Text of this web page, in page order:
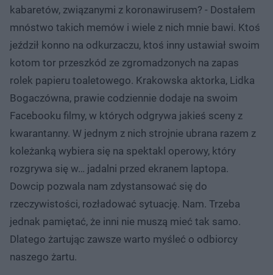
kabaretów, związanymi z koronawirusem? - Dostałem
mnóstwo takich memów i wiele z nich mnie bawi. Ktoś
jeździł konno na odkurzaczu, ktoś inny ustawiał swoim
kotom tor przeszkód ze zgromadzonych na zapas
rolek papieru toaletowego. Krakowska aktorka, Lidka
Bogaczówna, prawie codziennie dodaje na swoim
Facebooku filmy, w których odgrywa jakieś sceny z
kwarantanny. W jednym z nich strojnie ubrana razem z
koleżanką wybiera się na spektakl operowy, który
rozgrywa się w… jadalni przed ekranem laptopa.
Dowcip pozwala nam zdystansować się do
rzeczywistości, rozładować sytuację. Nam. Trzeba
jednak pamiętać, że inni nie muszą mieć tak samo.
Dlatego żartując zawsze warto myśleć o odbiorcy
naszego żartu.